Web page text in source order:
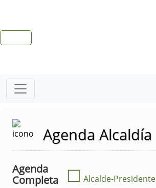
Agenda Alcaldía
Agenda
Completa
☐ Alcalde-Presidente